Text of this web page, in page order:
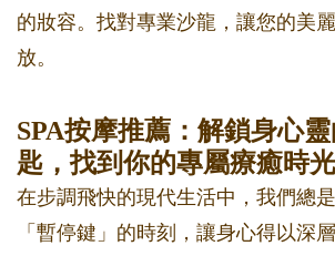
的妝容。找對專業沙龍，讓您的美
放。
SPA按摩推薦：解鎖身心
匙，找到你的專屬療癒時光
在步調飛快的現代生活中，我們總
「暫停鍵」的時刻，讓身心得以深